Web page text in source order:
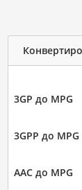
3GP до MPG
3GPP до MPG
AAC до MPG